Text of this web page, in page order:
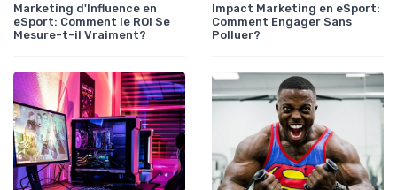
Marketing d'Influence en
eSport: Comment le ROI Se
Mesure-t-il Vraiment?
Impact Marketing en eSport:
Comment Engager Sans
Polluer?